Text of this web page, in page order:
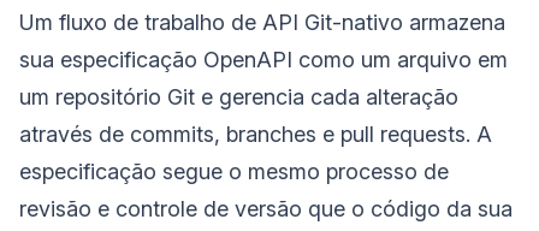
Um fluxo de trabalho de API Git-nativo armazena
sua especificação OpenAPI como um arquivo em
um repositório Git e gerencia cada alteração
através de commits, branches e pull requests. A
especificação segue o mesmo processo de
revisão e controle de versão que o código da sua